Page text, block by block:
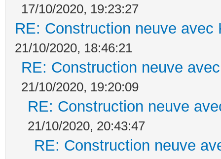
17/10/2020, 19:23:27
RE: Construction neuve avec
21/10/2020, 18:46:21
RE: Construction neuve
21/10/2020, 19:20:09
RE: Construction neuve
21/10/2020, 20:43:47
RE: Construction neuve